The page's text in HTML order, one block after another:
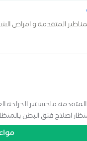
المتقدمة و امراض
ماجيستير الجراحة
اصلاح فتق البطن
بالليزر